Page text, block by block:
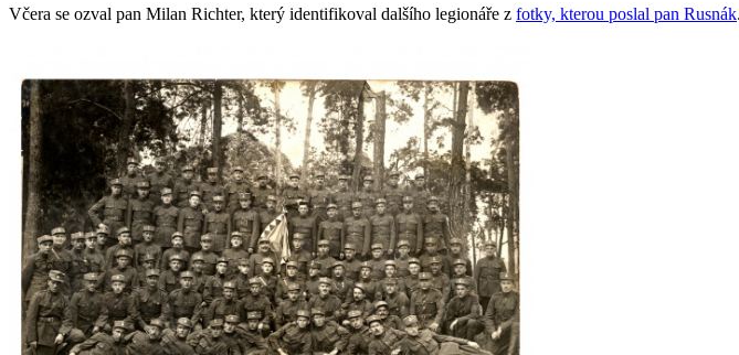
Včera se ozval pan Milan Richter, který identifikoval dalšího legionáře z fotky, kterou poslal pan Rusnák